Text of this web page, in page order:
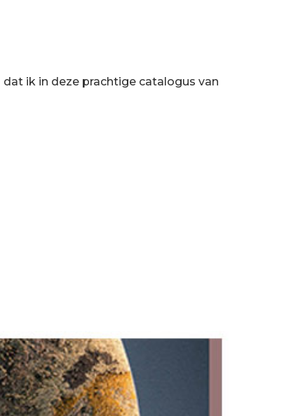
ik in deze prachtige catalogus van